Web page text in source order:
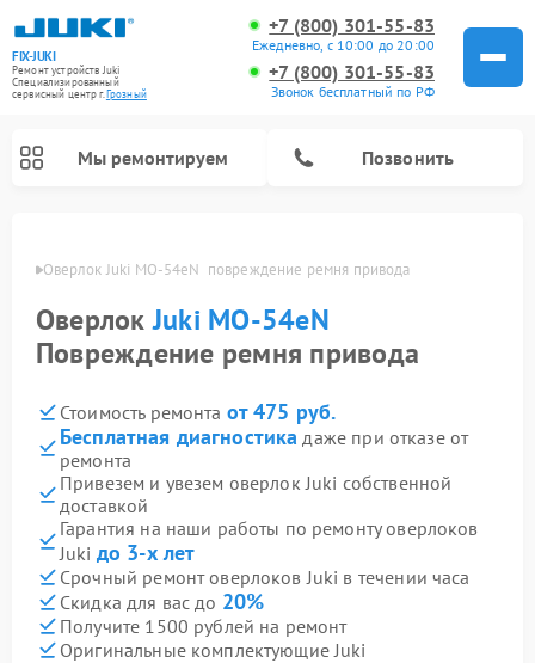
FIX-JUKI
Ремонт устройств Juki
Специализированный
cервисный центр г.Грозный
+7 (800) 301-55-83
Ежедневно, с 10:00 до 20:00
+7 (800) 301-55-83
Звонок бесплатный по РФ
Мы ремонтируем Позвонить
Оверлок Juki MO-54eN  повреждение ремня привода
ОверлокJuki MO-54eN
Повреждение ремня привода
Стоимость ремонта от 475 руб.
Бесплатная диагностика даже при отказе от
ремонта
Привезем и увезем оверлок Juki собственной
доставкой
Гарантия на наши работы по ремонту оверлоков
Juki до 3-х лет
Срочный ремонт оверлоков Juki в течении часа
Скидка для вас до 20%
Получите 1500 рублей на ремонт
Оригинальные комплектующие Juki